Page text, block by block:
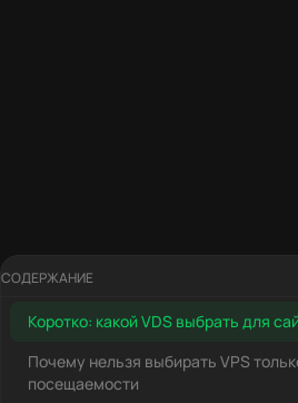
СОДЕРЖАНИЕ
Коротко: какой VDS выбрать для
Почему нельзя выбирать VPS
посещаемости